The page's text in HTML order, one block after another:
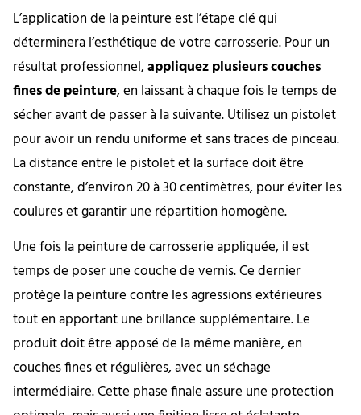
L’application de la peinture est l’étape clé qui
déterminera l’esthétique de votre carrosserie. Pour un
résultat professionnel,appliquez plusieurs couches
fines de peinture, en laissant à chaque fois le temps de
sécher avant de passer à la suivante. Utilisez un pistolet
pour avoir un rendu uniforme et sans traces de pinceau.
La distance entre le pistolet et la surface doit être
constante, d’environ 20 à 30 centimètres, pour éviter les
coulures et garantir une répartition homogène.
Une fois la peinture de carrosserie appliquée, il est
temps de poser une couche de vernis. Ce dernier
protège la peinture contre les agressions extérieures
tout en apportant une brillance supplémentaire. Le
produit doit être apposé de la même manière, en
couches fines et régulières, avec un séchage
intermédiaire. Cette phase finale assure une protection